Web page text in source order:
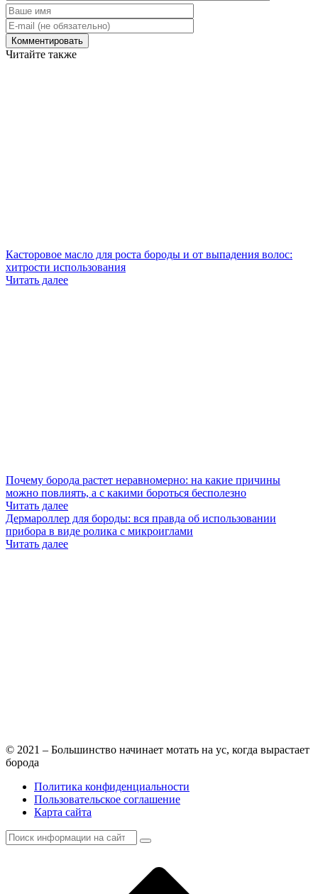
Читайте также
Касторовое масло для роста бороды и от выпадения волос:
хитрости использования
Читать далее
Почему борода растет неравномерно: на какие причины
можно повлиять, а с какими бороться бесполезно
Читать далее
Дермароллер для бороды: вся правда об использовании
прибора в виде ролика с микроиглами
Читать далее
© 2021 – Большинство начинает мотать на ус, когда вырастает
борода
Политика конфиденциальности
Пользовательское соглашение
Карта сайта